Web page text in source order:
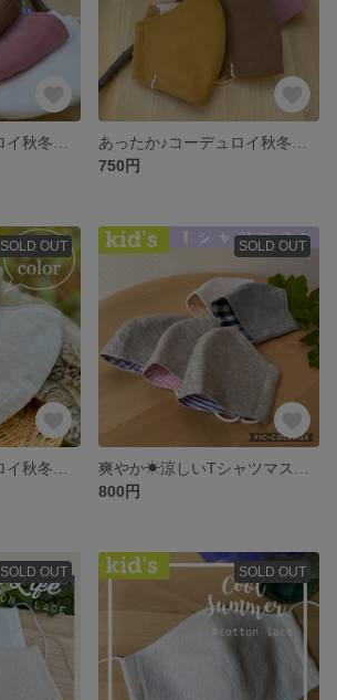
750円
SOLD OUT SOLD OUT
800円
SOLD OUT SOLD OUT